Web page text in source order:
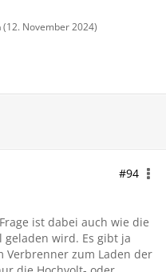
(12. November 2024)
#94
ist dabei auch wie die
wird. Es gibt ja
Verbrenner zum Laden der